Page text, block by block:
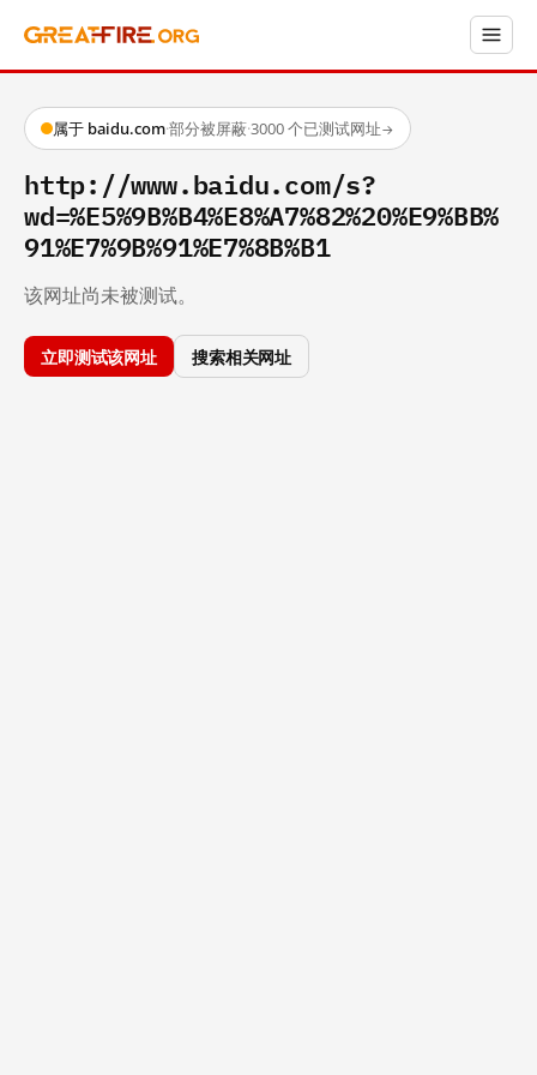
属于 baidu.com·部分被屏蔽·3000 个已测试网址→
http://www.baidu.com/s?
wd=%E5%9B%B4%E8%A7%82%20%E9%BB%
91%E7%9B%91%E7%8B%B1
该网址尚未被测试。
立即测试该网址 搜索相关网址